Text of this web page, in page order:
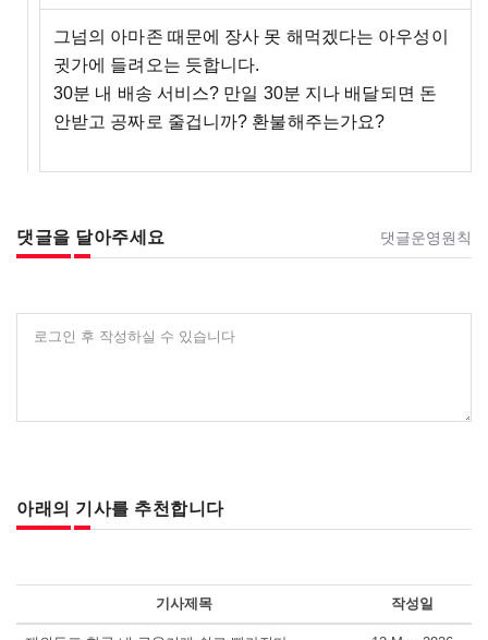
그넘의 아마존 때문에 장사 못 해먹겠다는 아우성이
귓가에 들려오는 듯합니다.
30분 내 배송 서비스? 만일 30분 지나 배달되면 돈
안받고 공짜로 줄겁니까? 환불해주는가요?
댓글을 달아주세요 댓글운영원칙
로그인 후 작성하실 수 있습니다
아래의 기사를 추천합니다
기사제목 작성일